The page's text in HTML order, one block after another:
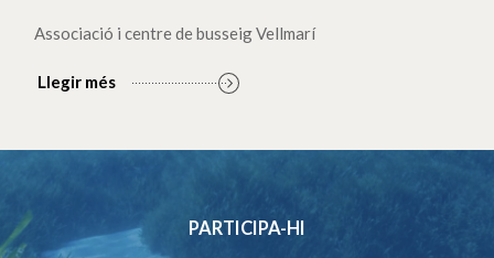
Associació i centre de busseig Vellmarí
Llegir més
PARTICIPA-HI